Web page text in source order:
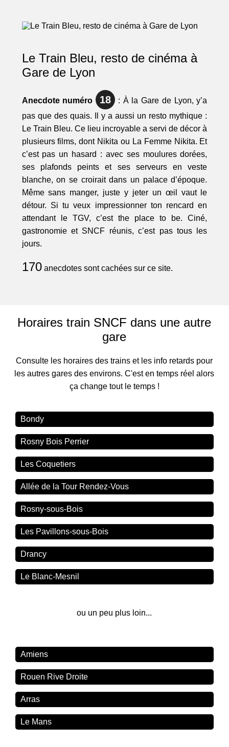
Le Train Bleu, resto de cinéma à
Gare de Lyon
Anecdote numéro 18
: À la Gare de Lyon, y’a
pas que des quais. Il y a aussi un resto mythique :
Le Train Bleu. Ce lieu incroyable a servi de décor à
plusieurs films, dont Nikita ou La Femme Nikita. Et
c’est pas un hasard : avec ses moulures dorées,
ses plafonds peints et ses serveurs en veste
blanche, on se croirait dans un palace d’époque.
Même sans manger, juste y jeter un œil vaut le
détour. Si tu veux impressionner ton rencard en
attendant le TGV, c’est the place to be. Ciné,
gastronomie et SNCF réunis, c’est pas tous les
jours.
170anecdotes sont cachées sur ce site.
Horaires train SNCF dans une autre
gare
Consulte les horaires des trains et les info retards pour
les autres gares des environs. C'est en temps réel alors
ça change tout le temps !
Bondy
Rosny Bois Perrier
Les Coquetiers
Allée de la Tour Rendez-Vous
Rosny-sous-Bois
Les Pavillons-sous-Bois
Drancy
Le Blanc-Mesnil
ou un peu plus loin...
Amiens
Rouen Rive Droite
Arras
Le Mans